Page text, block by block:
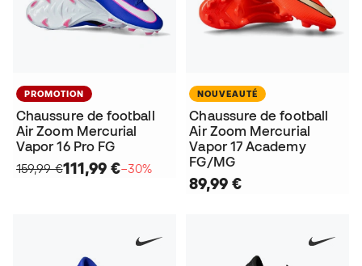
PROMOTION
Chaussure de football
Air Zoom Mercurial
Vapor 16 Pro FG
159,99 €111,99 €−30%
NOUVEAUTÉ
Chaussure de football
Air Zoom Mercurial
Vapor 17 Academy
FG/MG
89,99 €